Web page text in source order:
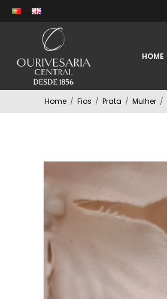
HOME
Home / Fios / Prata / Mulher /